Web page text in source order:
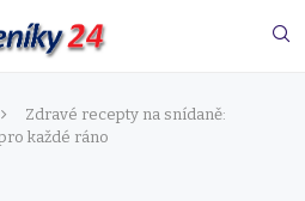
Zdravé recepty na snídaně:
každé ráno